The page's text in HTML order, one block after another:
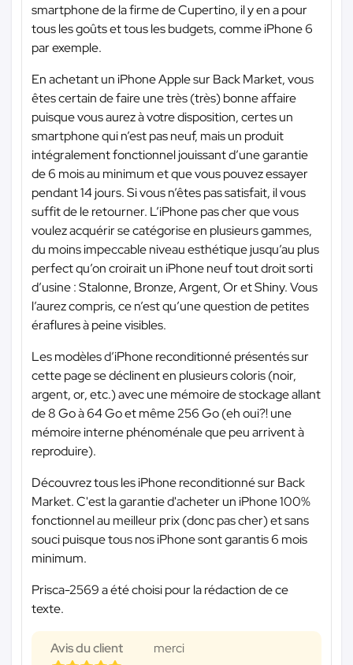
smartphone de la firme de Cupertino, il y en a pour
tous les goûts et tous les budgets, comme iPhone 6
par exemple.
En achetant un iPhone Apple sur Back Market, vous
êtes certain de faire une très (très) bonne affaire
puisque vous aurez à votre disposition, certes un
smartphone qui n’est pas neuf, mais un produit
intégralement fonctionnel jouissant d’une garantie
de 6 mois au minimum et que vous pouvez essayer
pendant 14 jours. Si vous n’êtes pas satisfait, il vous
suffit de le retourner. L’iPhone pas cher que vous
voulez acquérir se catégorise en plusieurs gammes,
du moins impeccable niveau esthétique jusqu’au plus
perfect qu’on croirait un iPhone neuf tout droit sorti
d’usine : Stalonne, Bronze, Argent, Or et Shiny. Vous
l’aurez compris, ce n’est qu’une question de petites
éraflures à peine visibles.
Les modèles d’iPhone reconditionné présentés sur
cette page se déclinent en plusieurs coloris (noir,
argent, or, etc.) avec une mémoire de stockage allant
de 8 Go à 64 Go et même 256 Go (eh oui?! une
mémoire interne phénoménale que peu arrivent à
reproduire).
Découvrez tous les iPhone reconditionné sur Back
Market. C'est la garantie d'acheter un iPhone 100%
fonctionnel au meilleur prix (donc pas cher) et sans
souci puisque tous nos iPhone sont garantis 6 mois
minimum.
Prisca-2569 a été choisi pour la rédaction de ce
texte.
Avis du client merci